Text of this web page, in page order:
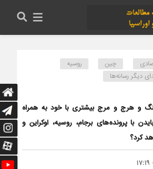
چین
روسیه
دیگر رسانه‌ها
۲۰۲۲، جنگ و هرج و مرج بیشتری با خود به همراه
با پرونده‌های برجام، روسیه، اوکراین و
کرد؟